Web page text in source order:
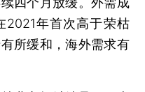
2021年首次高于荣枯
所缓和，海外需求有